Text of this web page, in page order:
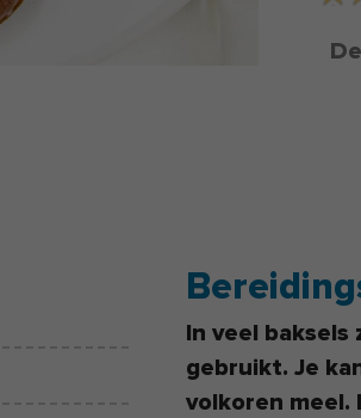
In veel
gebruikt. Je
volkoren meel.